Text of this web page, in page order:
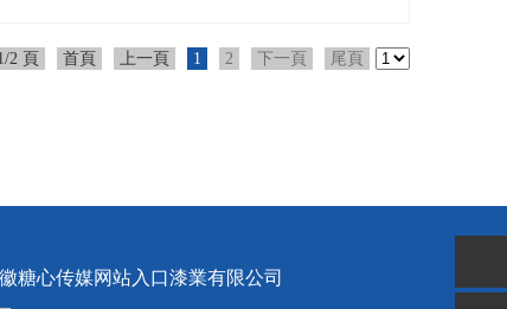
2 頁 首頁 上一頁 1 2 下一頁 尾頁
糖心传媒网站入口漆業有限公司